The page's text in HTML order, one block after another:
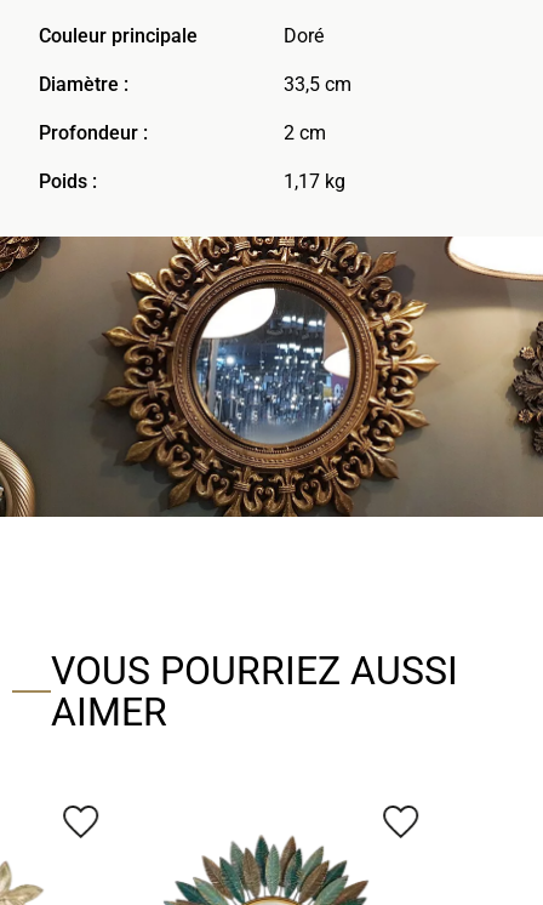
Couleur principale Doré
Diamètre : 33,5 cm
Profondeur : 2 cm
Poids : 1,17 kg
VOUS POURRIEZ AUSSI
AIMER
favorite_border favorite_border